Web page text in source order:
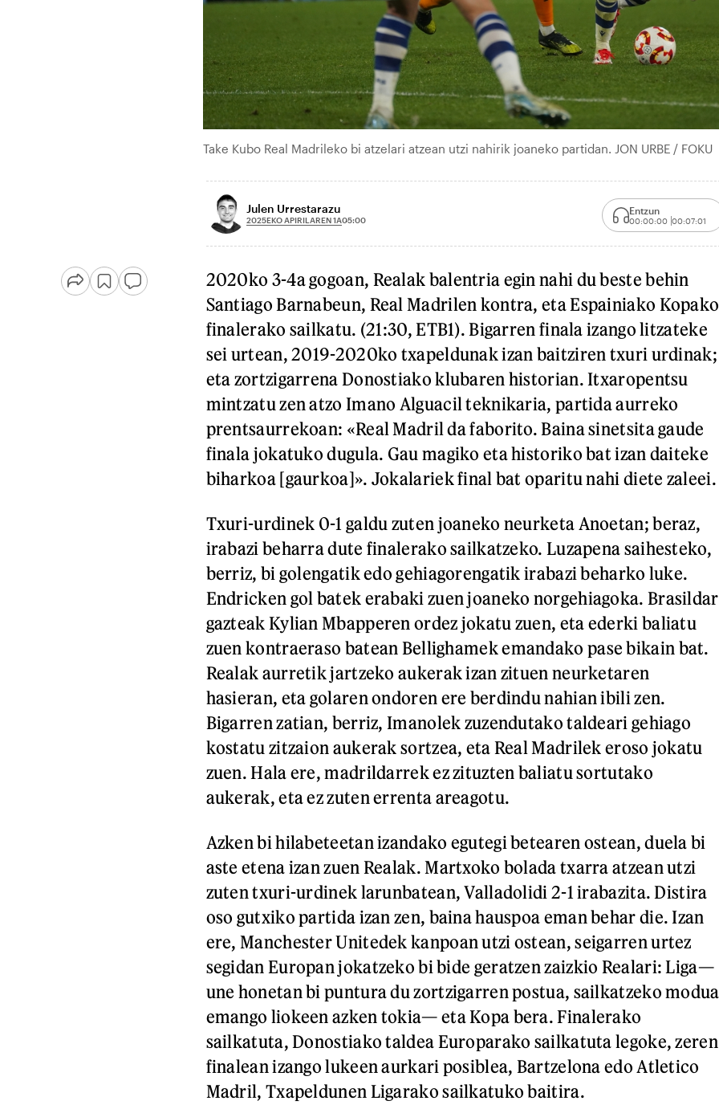
Take Kubo Real Madrileko bi atzelari atzean utzi nahirik joaneko partidan. JON URBE / FOKU
Julen Urrestarazu
2025EKO APIRILAREN 1A05:00
Entzun
00:00:00 00:07:01
2020ko 3-4a gogoan, Realak balentria egin nahi du beste behin
Santiago Barnabeun, Real Madrilen kontra, eta Espainiako Kopako
finalerako sailkatu. (21:30, ETB1). Bigarren finala izango litzateke
sei urtean, 2019-2020ko txapeldunak izan baitziren txuri urdinak;
eta zortzigarrena Donostiako klubaren historian. Itxaropentsu
mintzatu zen atzo Imano Alguacil teknikaria, partida aurreko
prentsaurrekoan: «Real Madril da faborito. Baina sinetsita gaude
finala jokatuko dugula. Gau magiko eta historiko bat izan daiteke
biharkoa [gaurkoa]». Jokalariek final bat oparitu nahi diete zaleei.
Txuri-urdinek 0-1 galdu zuten joaneko neurketa Anoetan; beraz,
irabazi beharra dute finalerako sailkatzeko. Luzapena saihesteko,
berriz, bi golengatik edo gehiagorengatik irabazi beharko luke.
Endricken gol batek erabaki zuen joaneko norgehiagoka. Brasildar
gazteak Kylian Mbapperen ordez jokatu zuen, eta ederki baliatu
zuen kontraeraso batean Bellighamek emandako pase bikain bat.
Realak aurretik jartzeko aukerak izan zituen neurketaren
hasieran, eta golaren ondoren ere berdindu nahian ibili zen.
Bigarren zatian, berriz, Imanolek zuzendutako taldeari gehiago
kostatu zitzaion aukerak sortzea, eta Real Madrilek eroso jokatu
zuen. Hala ere, madrildarrek ez zituzten baliatu sortutako
aukerak, eta ez zuten errenta areagotu.
Azken bi hilabeteetan izandako egutegi betearen ostean, duela bi
aste etena izan zuen Realak. Martxoko bolada txarra atzean utzi
zuten txuri-urdinek larunbatean, Valladolidi 2-1 irabazita. Distira
oso gutxiko partida izan zen, baina hauspoa eman behar die. Izan
ere, Manchester Unitedek kanpoan utzi ostean, seigarren urtez
segidan Europan jokatzeko bi bide geratzen zaizkio Realari: Liga—
une honetan bi puntura du zortzigarren postua, sailkatzeko modua
emango liokeen azken tokia— eta Kopa bera. Finalerako
sailkatuta, Donostiako taldea Europarako sailkatuta legoke, zeren
finalean izango lukeen aurkari posiblea, Bartzelona edo Atletico
Madril, Txapeldunen Ligarako sailkatuko baitira.